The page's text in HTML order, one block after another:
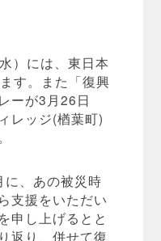
）には、東日本
す。また「復興
ーが3月26日
レッジ(楢葉町)
に、あの被災時
支援をいただい
申し上げるとと
返り、併せて復